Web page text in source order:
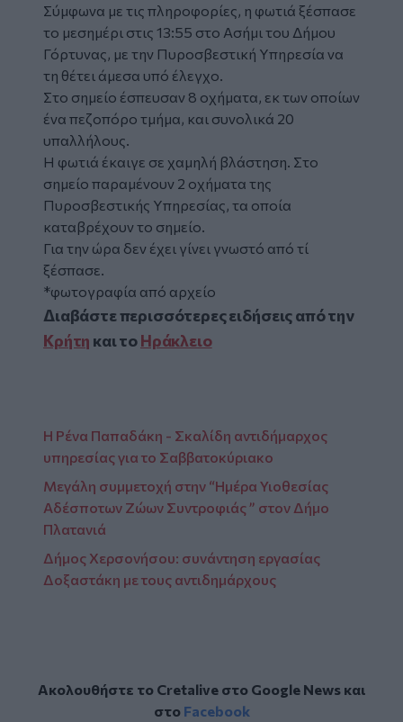
Σύμφωνα με τις πληροφορίες, η φωτιά ξέσπασε
το μεσημέρι στις 13:55 στο Ασήμι του Δήμου
Γόρτυνας, με την Πυροσβεστική Υπηρεσία να
τη θέτει άμεσα υπό έλεγχο.
Στο σημείο έσπευσαν 8 οχήματα, εκ των οποίων
ένα πεζοπόρο τμήμα, και συνολικά 20
υπαλλήλους.
Η φωτιά έκαιγε σε χαμηλή βλάστηση. Στο
σημείο παραμένουν 2 οχήματα της
Πυροσβεστικής Υπηρεσίας, τα οποία
καταβρέχουν το σημείο.
Για την ώρα δεν έχει γίνει γνωστό από τί
ξέσπασε.
*φωτογραφία από αρχείο
Διαβάστε περισσότερες ειδήσεις από την
Κρήτη και τοΗράκλειο
Η Ρένα Παπαδάκη - Σκαλίδη αντιδήμαρχος
υπηρεσίας για το Σαββατοκύριακο
Mεγάλη συμμετοχή στην “Ημέρα Υιοθεσίας
Αδέσποτων Ζώων Συντροφιάς ” στον Δήμο
Πλατανιά
Δήμος Χερσονήσου: συνάντηση εργασίας
Δοξαστάκη με τους αντιδημάρχους
Ακολουθήστε το Cretalive στο Google Newsκαι
στο Facebook